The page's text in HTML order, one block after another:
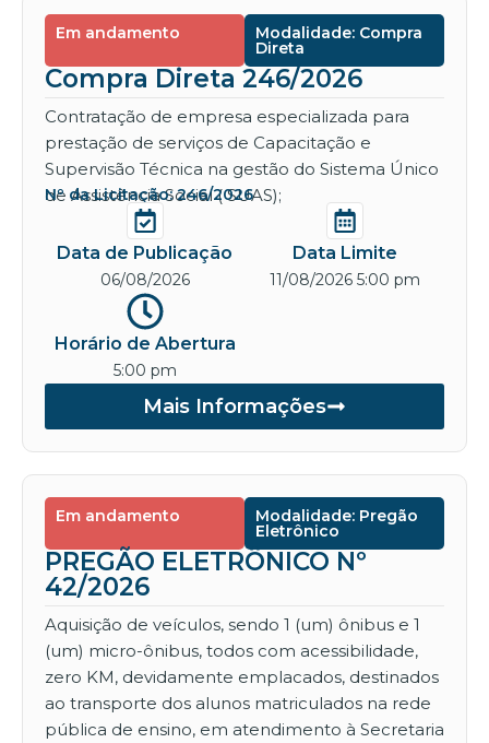
Em andamento Modalidade: Compra
Direta
Compra Direta 246/2026
Contratação de empresa especializada para
prestação de serviços de Capacitação e
Supervisão Técnica na gestão do Sistema Único
de Assistência Social ( SUAS);
Nº da Licitação: 246/2026
Data de Publicação
06/08/2026
Data Limite
11/08/2026 5:00 pm
Horário de Abertura
5:00 pm
Mais Informações
Em andamento Modalidade: Pregão
Eletrônico
PREGÃO ELETRÔNICO Nº
42/2026
Aquisição de veículos, sendo 1 (um) ônibus e 1
(um) micro-ônibus, todos com acessibilidade,
zero KM, devidamente emplacados, destinados
ao transporte dos alunos matriculados na rede
pública de ensino, em atendimento à Secretaria